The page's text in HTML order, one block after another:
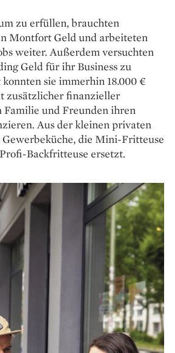
zu erfüllen, brauchten
Montfort Geld und arbei­teten
weiter. Außerdem versuchten
Geld für ihr Business zu
sie immerhin 18.000 €
zu­sätz­licher finanzieller
Familie und Freunden ihren
Aus der kleinen privaten
die Mini-­Fritteuse
Backfritteuse ersetzt.